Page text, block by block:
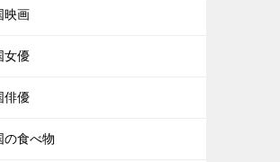
映画
女優
俳優
の食べ物